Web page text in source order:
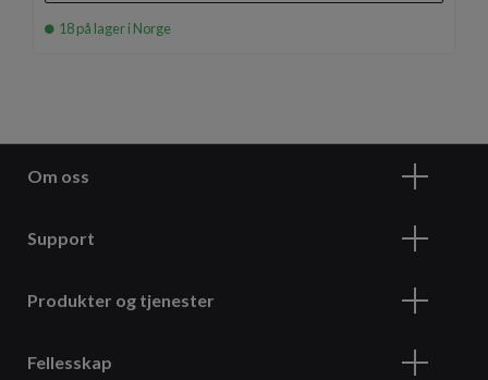
18 på lager i Norge
Om oss
Support
Produkter og tjenester
Fellesskap